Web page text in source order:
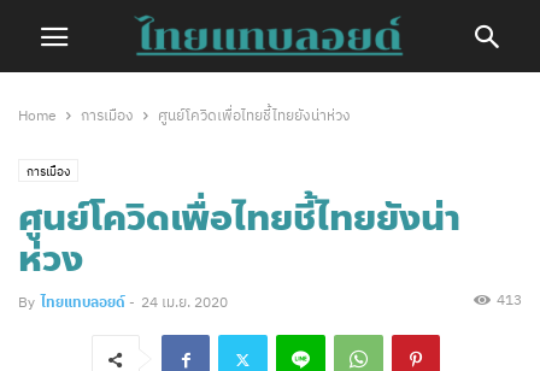
Home การเมือง ศูนย์โควิดเพื่อไทยชี้ไทยยังน่าห่วง
การเมือง
ศูนย์โควิดเพื่อไทยชี้ไทยยังน่า
ห่วง
By ไทยแทบลอยด์ - 24 เม.ย. 2020 413